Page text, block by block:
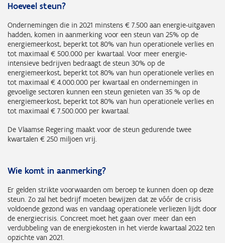
Hoeveel steun?
Ondernemingen die in 2021 minstens € 7.500 aan energie-uitgaven
hadden, komen in aanmerking voor een steun van 25% op de
energiemeerkost, beperkt tot 80% van hun operationele verlies en
tot maximaal € 500.000 per kwartaal. Voor meer energie-
intensieve bedrijven bedraagt de steun 30% op de
energiemeerkost, beperkt tot 80% van hun operationele verlies en
tot maximaal € 4.000.000 per kwartaal en ondernemingen in
gevoelige sectoren kunnen een steun genieten van 35 % op de
energiemeerkost, beperkt tot 80% van hun operationele verlies en
tot maximaal € 7.500.000 per kwartaal.
De Vlaamse Regering maakt voor de steun gedurende twee
kwartalen € 250 miljoen vrij.
Wie komt in aanmerking?
Er gelden strikte voorwaarden om beroep te kunnen doen op deze
steun. Zo zal het bedrijf moeten bewijzen dat ze vóór de crisis
voldoende gezond was en vandaag operationele verliezen lijdt door
de energiecrisis. Concreet moet het gaan over meer dan een
verdubbeling van de energiekosten in het vierde kwartaal 2022 ten
opzichte van 2021.